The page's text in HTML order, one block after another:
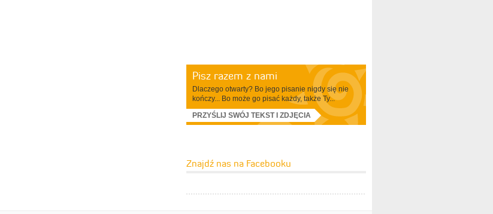
Pisz razem z nami
Dlaczego otwarty? Bo jego pisanie nigdy się nie
kończy... Bo może go pisać każdy, także Ty...
PRZYŚLIJ SWÓJ TEKST I ZDJĘCIA
Znajdź nas na Facebooku